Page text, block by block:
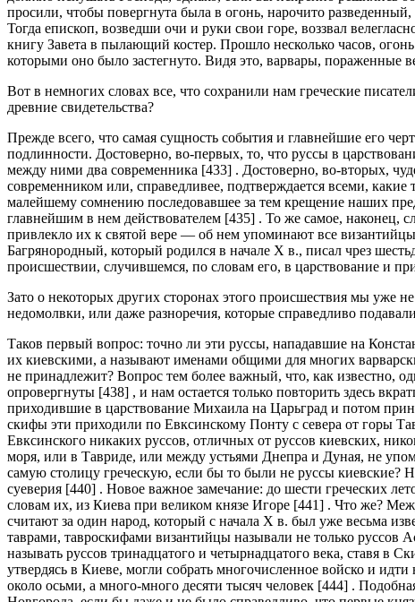
просили, чтобы повергнута была в огонь, нарочито
Тогда епископ, возведши очи и руки свои горе, воззвал
книгу Завета в пылающий костер. Прошло несколько часов,
которыми оно было застегнуто. Видя это, варвары, пораженные
Вот в немногих словах все, что сохранили нам греческие
древние свидетельства?
Прежде всего, что самая сущность события и главнейшие его
подлинности. Достоверно, во-первых, то, что руссы в
между ними два современника [433] . Достоверно, во-вторых,
современником или, справедливее, подтверждается всеми,
малейшему сомнению последовавшее за тем крещение наших
главнейшим в нем действователем [435] . То же самое, наконец,
привлекло их к святой вере — об нем упоминают все
Багрянородный, который родился в начале Х в., писал чрез
происшествии, случившемся, по словам его, в царствование и
Зато о некоторых других сторонах этого происшествия мы уже
недомолвки, или даже разноречия, которые справедливо
Таков первый вопрос: точно ли эти руссы, нападавшие на
их киевскими, а называют именами общими для многих
не принадлежит? Вопрос тем более важный, что, как известно,
опровергнуты [438] , и нам остается только повторить здесь
приходившие в царствование Михаила на Царьград и потом
скифы эти приходили по Евксинскому Понту с севера от горы
Евксинского никаких руссов, отличных от руссов киевских,
моря, или в Тавриде, или между устьями Днепра и Дуная, не
самую столицу греческую, если бы то были не руссы
суеверия [440] . Новое важное замечание: до шести греческих
словам их, из Киева при великом князе Игоре [441] . Что же?
считают за один народ, который с начала Х в. был уже весьма
таврами, тавроскифами византийцы называли не только
называть руссов тринадцатого и четырнадцатого века, ставя
утвердясь в Киеве, могли собрать многочисленное войско и
около осьми, а много-много десяти тысяч человек [444] .